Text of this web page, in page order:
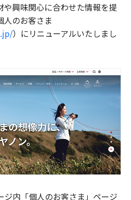
興味関心に合わせた情報を提
人のお客さま
）にリニューアルいたしまし
ジ内「個人のお客さま」ページ